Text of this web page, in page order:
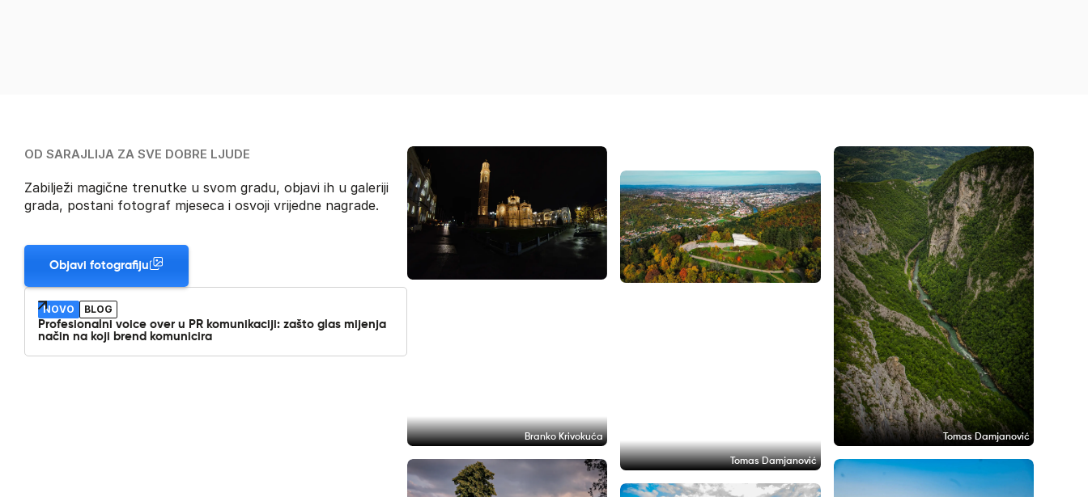
OD SARAJLIJA ZA SVE DOBRE LJUDE
Zabilježi magične trenutke u svom gradu, objavi ih u galeriji
grada, postani fotograf mjeseca i osvoji vrijedne nagrade.
Objavi fotografiju
NOVO
BLOG
Profesionalni voice over u PR komunikaciji: zašto glas mijenja
način na koji brend komunicira
Branko Krivokuća
Tomas Damjanović
Tomas Damjanović